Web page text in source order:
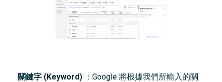
關鍵字 (Keyword) ：Google 將根據我們所輸入的關